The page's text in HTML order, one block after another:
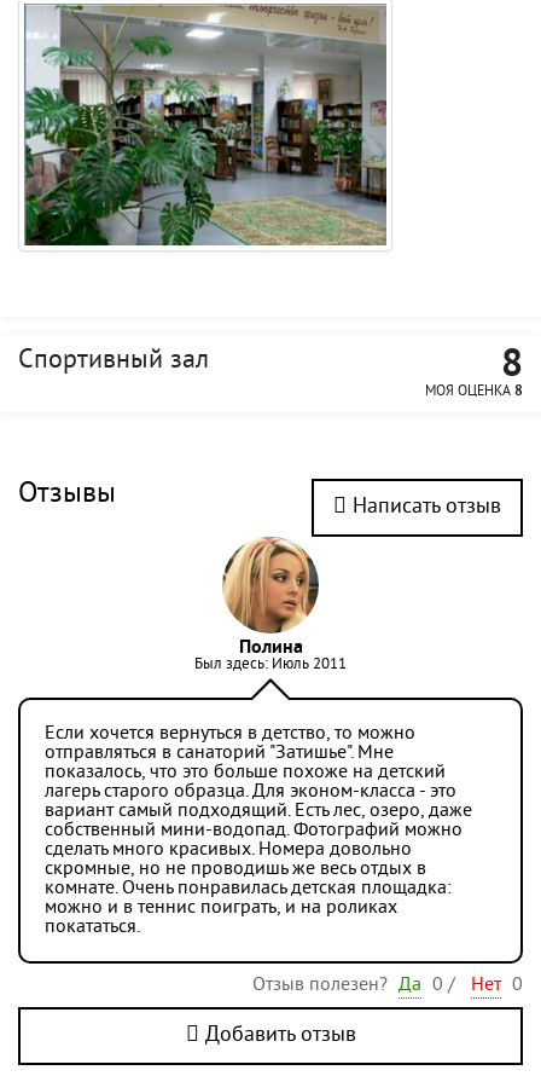
Спортивный зал 8
МОЯ ОЦЕНКА 8
Отзывы Написать отзыв
Полина
Был здесь: Июль 2011
Если хочется вернуться в детство, то можно
отправляться в санаторий "Затишье". Мне
показалось, что это больше похоже на детский
лагерь старого образца. Для эконом-класса - это
вариант самый подходящий. Есть лес, озеро, даже
собственный мини-водопад. Фотографий можно
сделать много красивых. Номера довольно
скромные, но не проводишь же весь отдых в
комнате. Очень понравилась детская площадка:
можно и в теннис поиграть, и на роликах
покататься.
Отзыв полезен? Да 0 / Нет 0
Добавить отзыв